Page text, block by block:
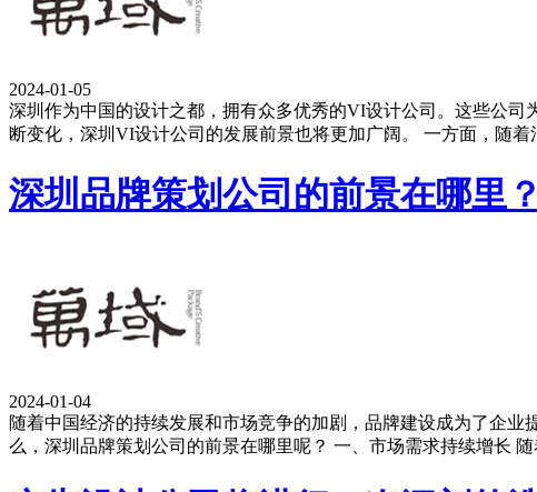
2024-01-05
深圳作为中国的设计之都，拥有众多优秀的VI设计公司。这些公
断变化，深圳VI设计公司的发展前景也将更加广阔。 一方面，随
深圳品牌策划公司的前景在哪里？
2024-01-04
随着中国经济的持续发展和市场竞争的加剧，品牌建设成为了企
么，深圳品牌策划公司的前景在哪里呢？ 一、市场需求持续增长